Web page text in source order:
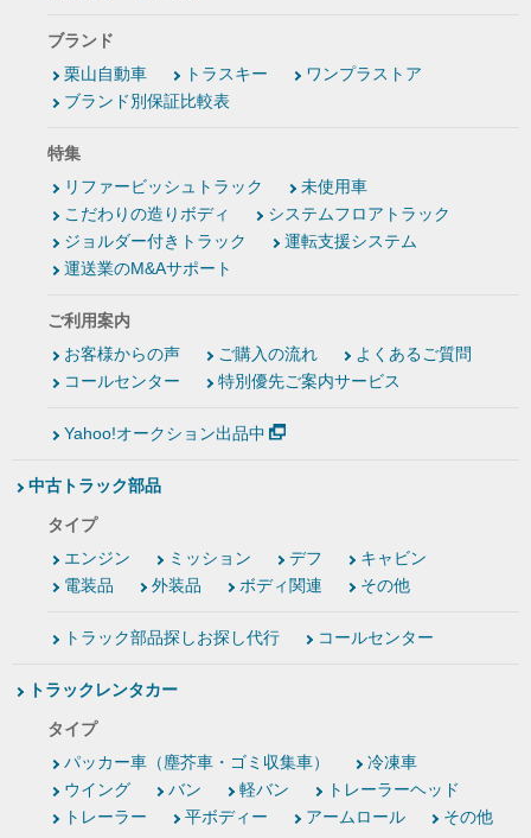
ブランド
栗山自動車
トラスキー
ワンプラストア
ブランド別保証比較表
特集
リファービッシュトラック
未使用車
こだわりの造りボディ
システムフロアトラック
ジョルダー付きトラック
運転支援システム
運送業のM&Aサポート
ご利用案内
お客様からの声
ご購入の流れ
よくあるご質問
コールセンター
特別優先ご案内サービス
Yahoo!オークション出品中
中古トラック部品
タイプ
エンジン
ミッション デフ
キャビン
電装品
外装品 ボディ関連 その他
トラック部品探しお探し代行 コールセンター
トラックレンタカー
タイプ
パッカー車（塵芥車・ゴミ収集車）
冷凍車
ウイング
バン 軽バン
トレーラーヘッド
トレーラー
平ボディー アームロール その他